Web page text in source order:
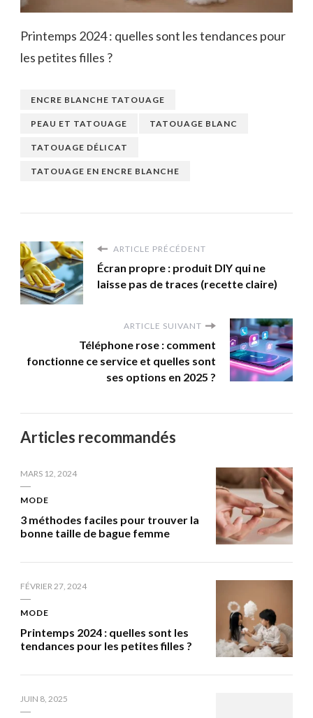
Printemps 2024 : quelles sont les tendances pour
les petites filles ?
ENCRE BLANCHE TATOUAGE
PEAU ET TATOUAGE TATOUAGE BLANC
TATOUAGE DÉLICAT
TATOUAGE EN ENCRE BLANCHE
ARTICLE PRÉCÉDENT
Écran propre : produit DIY qui ne
laisse pas de traces (recette claire)
ARTICLE SUIVANT
Téléphone rose : comment
fonctionne ce service et quelles sont
ses options en 2025 ?
Articles recommandés
MARS 12, 2024
MODE
3 méthodes faciles pour trouver la
bonne taille de bague femme
FÉVRIER 27, 2024
MODE
Printemps 2024 : quelles sont les
tendances pour les petites filles ?
JUIN 8, 2025